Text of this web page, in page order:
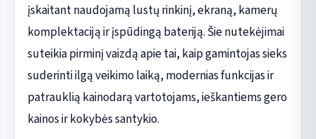
įskaitant naudojamą lustų rinkinį, ekraną, kamerų
komplektaciją ir įspūdingą bateriją. Šie nutekėjimai
suteikia pirminį vaizdą apie tai, kaip gamintojas sieks
suderinti ilgą veikimo laiką, modernias funkcijas ir
patrauklią kainodarą vartotojams, ieškantiems gero
kainos ir kokybės santykio.